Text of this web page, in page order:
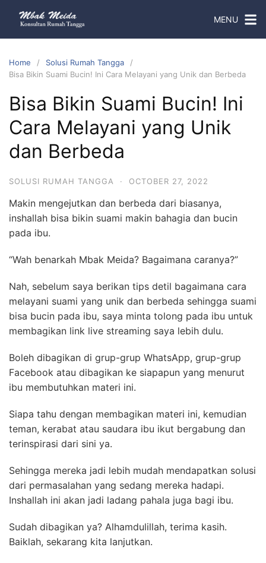
MENU
Home
Solusi Rumah Tangga
Bisa Bikin Suami Bucin! Ini Cara Melayani yang Unik dan Berbeda
Bisa Bikin Suami Bucin! Ini
Cara Melayani yang Unik
dan Berbeda
SOLUSI RUMAH TANGGA · OCTOBER 27, 2022
Makin mengejutkan dan berbeda dari biasanya,
inshallah bisa bikin suami makin bahagia dan bucin
pada ibu.
“Wah benarkah Mbak Meida? Bagaimana caranya?”
Nah, sebelum saya berikan tips detil bagaimana cara
melayani suami yang unik dan berbeda sehingga suami
bisa bucin pada ibu, saya minta tolong pada ibu untuk
membagikan link live streaming saya lebih dulu.
Boleh dibagikan di grup-grup WhatsApp, grup-grup
Facebook atau dibagikan ke siapapun yang menurut
ibu membutuhkan materi ini.
Siapa tahu dengan membagikan materi ini, kemudian
teman, kerabat atau saudara ibu ikut bergabung dan
terinspirasi dari sini ya.
Sehingga mereka jadi lebih mudah mendapatkan solusi
dari permasalahan yang sedang mereka hadapi.
Inshallah ini akan jadi ladang pahala juga bagi ibu.
Sudah dibagikan ya? Alhamdulillah, terima kasih.
Baiklah, sekarang kita lanjutkan.